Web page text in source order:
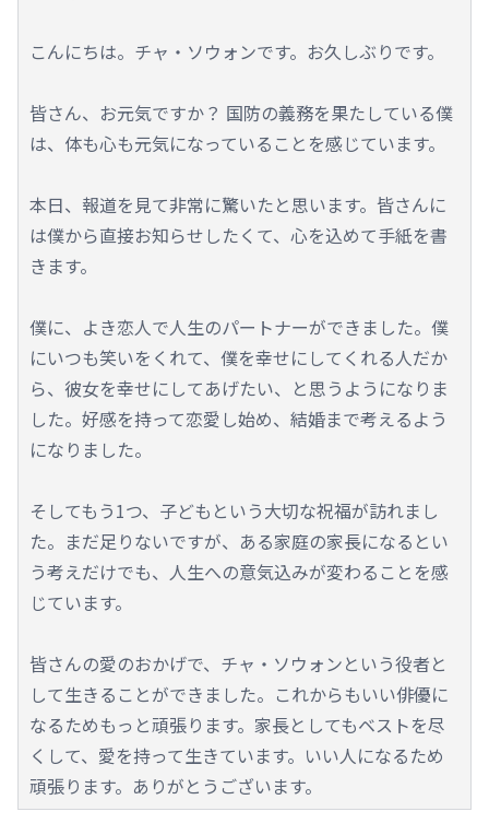
こんにちは。チャ・ソウォンです。お久しぶりです。
皆さん、お元気ですか？ 国防の義務を果たしている僕
は、体も心も元気になっていることを感じています。
本日、報道を見て非常に驚いたと思います。皆さんに
は僕から直接お知らせしたくて、心を込めて手紙を書
きます。
僕に、よき恋人で人生のパートナーができました。僕
にいつも笑いをくれて、僕を幸せにしてくれる人だか
ら、彼女を幸せにしてあげたい、と思うようになりま
した。好感を持って恋愛し始め、結婚まで考えるよう
になりました。
そしてもう1つ、子どもという大切な祝福が訪れまし
た。まだ足りないですが、ある家庭の家長になるとい
う考えだけでも、人生への意気込みが変わることを感
じています。
皆さんの愛のおかげで、チャ・ソウォンという役者と
して生きることができました。これからもいい俳優に
なるためもっと頑張ります。家長としてもベストを尽
くして、愛を持って生きています。いい人になるため
頑張ります。ありがとうございます。